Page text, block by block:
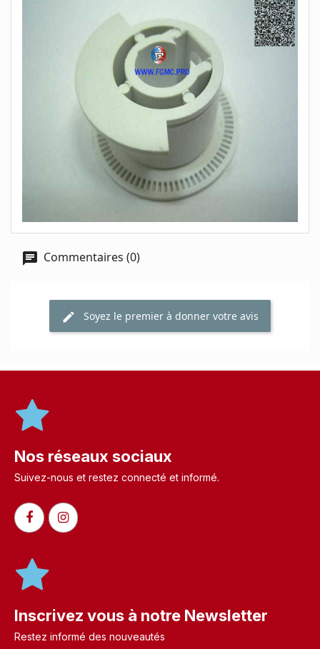
Commentaires (0)
Soyez le premier à donner votre avis
Nos réseaux sociaux
Suivez-nous et restez connecté et informé.​
Inscrivez vous à notre Newsletter
Restez informé des nouveautés